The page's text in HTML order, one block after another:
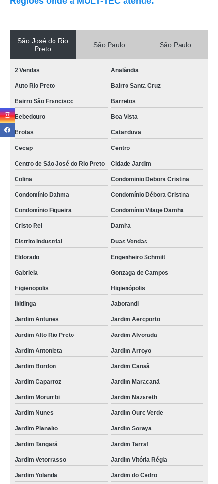
São José do Rio
Preto
São Paulo São Paulo
2 Vendas Analândia
Auto Rio Preto Bairro Santa Cruz
Bairro São Francisco Barretos
Bebedouro Boa Vista
Brotas Catanduva
Cecap Centro
Centro de São José do Rio Preto Cidade Jardim
Colina Condominio Debora Cristina
Condomínio Dahma Condomínio Débora Cristina
Condomínio Figueira Condomínio Vilage Damha
Cristo Rei Damha
Distrito Industrial Duas Vendas
Eldorado Engenheiro Schmitt
Gabriela Gonzaga de Campos
Higienopolis Higienópolis
Ibitiinga Jaborandi
Jardim Antunes Jardim Aeroporto
Jardim Alto Rio Preto Jardim Alvorada
Jardim Antonieta Jardim Arroyo
Jardim Bordon Jardim Canaã
Jardim Caparroz Jardim Maracanã
Jardim Morumbi Jardim Nazareth
Jardim Nunes Jardim Ouro Verde
Jardim Planalto Jardim Soraya
Jardim Tangará Jardim Tarraf
Jardim Vetorrasso Jardim Vitória Régia
Jardim Yolanda Jardim do Cedro